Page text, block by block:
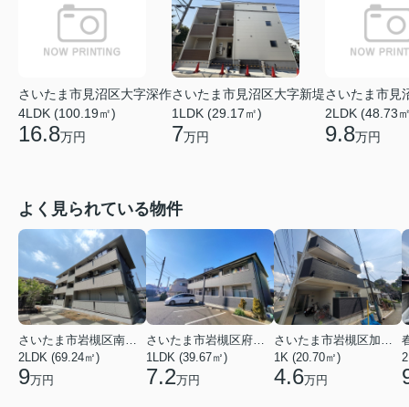
さいたま市見沼区大字深作
4LDK (100.19㎡)
16.8万円
さいたま市見沼区大字新堤
1LDK (29.17㎡)
7万円
さいたま市見
2LDK (48.73
9.8万円
よく見られている物件
さいたま市岩槻区南平野４丁目
2LDK (69.24㎡)
9万円
さいたま市岩槻区府内１丁目
1LDK (39.67㎡)
7.2万円
さいたま市岩槻区加倉１丁目
1K (20.70㎡)
4.6万円